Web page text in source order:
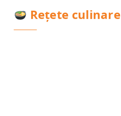
conținut
Rețete culinare